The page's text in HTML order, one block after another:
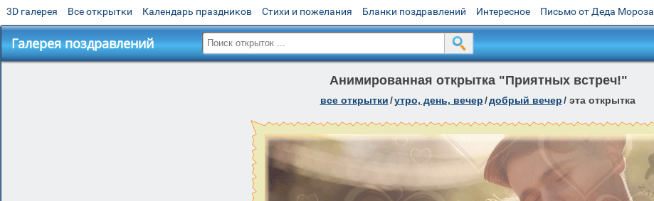
3D галерея Все открытки Календарь праздников Стихи и пожелания Бланки поздравлений Интересное Письмо от Деда Мороза
Галерея поздравлений
Анимированная открытка "Приятных встреч!"
все открытки/утро, день, вечер/добрый вечер/ эта открытка